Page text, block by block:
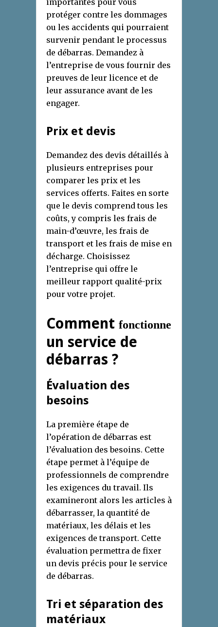
importantes pour vous
protéger contre les dommages
ou les accidents qui pourraient
survenir pendant le processus
de débarras. Demandez à
l’entreprise de vous fournir des
preuves de leur licence et de
leur assurance avant de les
engager.
Prix et devis
Demandez des devis détaillés à
plusieurs entreprises pour
comparer les prix et les
services offerts. Faites en sorte
que le devis comprend tous les
coûts, y compris les frais de
main-d’œuvre, les frais de
transport et les frais de mise en
décharge. Choisissez
l’entreprise qui offre le
meilleur rapport qualité-prix
pour votre projet.
Comment fonctionne
un service de
débarras ?
Évaluation des
besoins
La première étape de
l’opération de débarras est
l’évaluation des besoins. Cette
étape permet à l’équipe de
professionnels de comprendre
les exigences du travail. Ils
examineront alors les articles à
débarrasser, la quantité de
matériaux, les délais et les
exigences de transport. Cette
évaluation permettra de fixer
un devis précis pour le service
de débarras.
Tri et séparation des
matériaux